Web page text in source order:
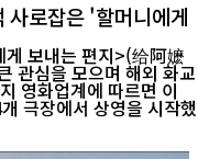
로잡은 '할머니에게
게 보내는 편지>(给阿嬷
관심을 모으며 해외 화교
극장에서 상영을 시작했